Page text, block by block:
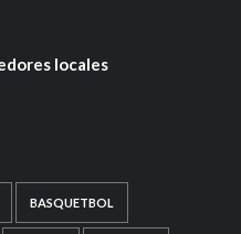
locales
BASQUETBOL